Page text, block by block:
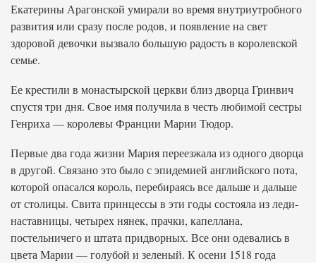
Екатерины Арагонской умирали во время внутриутробного
развития или сразу после родов, и появление на свет
здоровой девочки вызвало большую радость в королевской
семье.
Ее крестили в монастырской церкви близ дворца Гринвич
спустя три дня. Свое имя получила в честь любимой сестры
Генриха — королевы Франции Марии Тюдор.
Первые два года жизни Мария переезжала из одного дворца
в другой. Связано это было с эпидемией английского пота,
которой опасался король, перебираясь все дальше и дальше
от столицы. Свита принцессы в эти годы состояла из леди-
наставницы, четырех нянек, прачки, капеллана,
постельничего и штата придворных. Все они одевались в
цвета Марии — голубой и зеленый. К осени 1518 года